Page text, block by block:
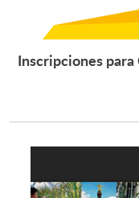
Inscripciones para